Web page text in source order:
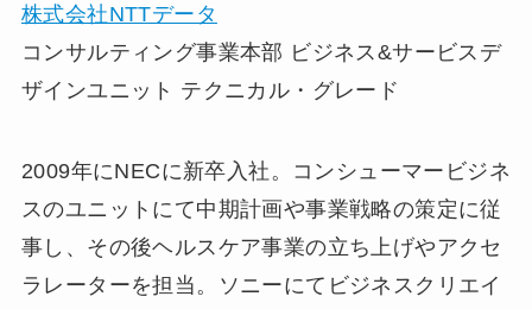
株式会社NTTデータ
コンサルティング事業本部 ビジネス&サービスデ
ザインユニット テクニカル・グレード
2009年にNECに新卒入社。コンシューマービジネ
スのユニットにて中期計画や事業戦略の策定に従
事し、その後ヘルスケア事業の立ち上げやアクセ
ラレーターを担当。ソニーにてビジネスクリエイ